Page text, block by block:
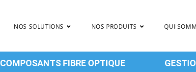
NOS SOLUTIONS NOS PRODUITS QUI
COMPOSANTS FIBRE OPTIQUE